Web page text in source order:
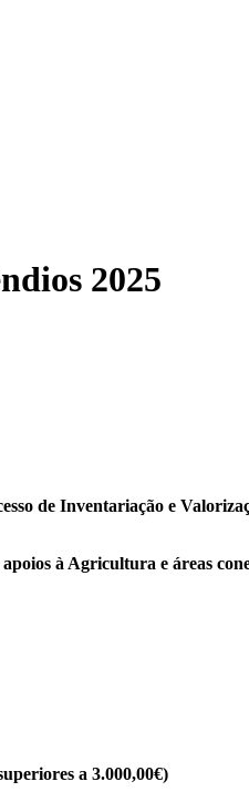
2025
de Inventariação e
apoios à Agricultura e áreas
a 3.000,00€)